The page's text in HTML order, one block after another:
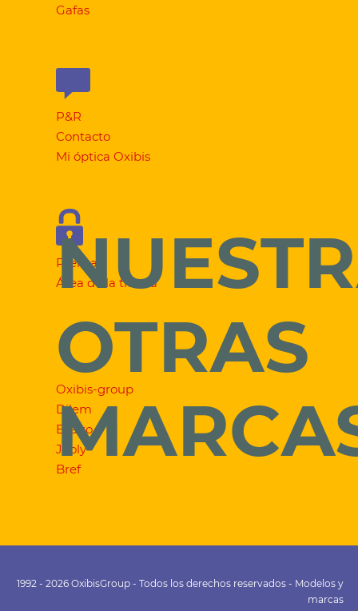
Gafas
P&R
Contacto
Mi óptica Oxibis
Prensa
Área de la tienda
OTRAS
Oxibis-group
Dilem
Exalto
Jooly
Bref
1992 - 2026 OxibisGroup - Todos los derechos reservados - Modelos y
marcas